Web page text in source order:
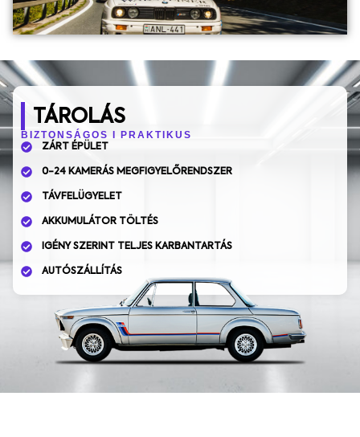
TÁROLÁS
BIZTONSÁGOS I PRAKTIKUS
ZÁRT ÉPÜLET
0-24 KAMERÁS MEGFIGYELŐRENDSZER
TÁVFELÜGYELET
AKKUMULÁTOR TÖLTÉS
IGÉNY SZERINT TELJES KARBANTARTÁS
AUTÓSZÁLLÍTÁS